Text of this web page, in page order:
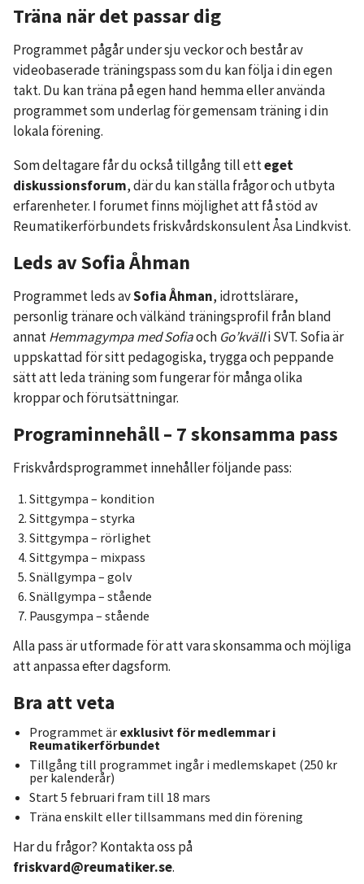
Träna när det passar dig
Programmet pågår under sju veckor och består av
videobaserade träningspass som du kan följa i din egen
takt. Du kan träna på egen hand hemma eller använda
programmet som underlag för gemensam träning i din
lokala förening.
Som deltagare får du också tillgång till etteget
diskussionsforum, där du kan ställa frågor och utbyta
erfarenheter. I forumet finns möjlighet att få stöd av
Reumatikerförbundets friskvårdskonsulent Åsa Lindkvist.
Leds av Sofia Åhman
Programmet leds avSofia Åhman, idrottslärare,
personlig tränare och välkänd träningsprofil från bland
annatHemmagympa med Sofiaoch Go’kvälli SVT. Sofia är
uppskattad för sitt pedagogiska, trygga och peppande
sätt att leda träning som fungerar för många olika
kroppar och förutsättningar.
Programinnehåll – 7 skonsamma pass
Friskvårdsprogrammet innehåller följande pass:
Sittgympa – kondition
Sittgympa – styrka
Sittgympa – rörlighet
Sittgympa – mixpass
Snällgympa – golv
Snällgympa – stående
Pausgympa – stående
Alla pass är utformade för att vara skonsamma och möjliga
att anpassa efter dagsform.
Bra att veta
Programmet är exklusivt för medlemmar i
Reumatikerförbundet
Tillgång till programmet ingår i medlemskapet (250 kr
per kalenderår)
Start 5 februari fram till 18 mars
Träna enskilt eller tillsammans med din förening
Har du frågor? Kontakta oss på
friskvard@reumatiker.se.